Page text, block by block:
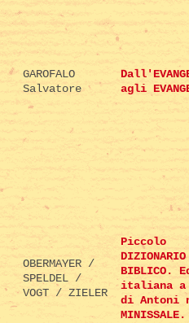
GAROFALO
Salvatore
agli
OBERMAYER /
SPELDEL /
VOGT / ZIELER
Piccolo
DIZIONARIO
BIBLICO.
italiana a
di Antoni
MINISSALE.